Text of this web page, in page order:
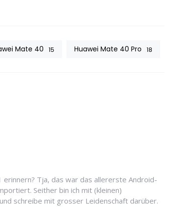
Mate 40 15 Huawei Mate 40 Pro 18
erinnern? Tja, das war das allererste Android-
Seither bin ich mit (kleinen)
schreibe mit grosser Leidenschaft darüber.